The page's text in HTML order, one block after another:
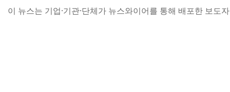
이 뉴스는 기업·기관·단체가 뉴스와이어를 통해 배포한 보도